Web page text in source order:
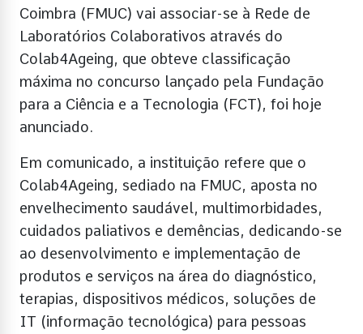
Coimbra (FMUC) vai associar-se à Rede de
Laboratórios Colaborativos através do
Colab4Ageing, que obteve classificação
máxima no concurso lançado pela Fundação
para a Ciência e a Tecnologia (FCT), foi hoje
anunciado.
Em comunicado, a instituição refere que o
Colab4Ageing, sediado na FMUC, aposta no
envelhecimento saudável, multimorbidades,
cuidados paliativos e demências, dedicando-se
ao desenvolvimento e implementação de
produtos e serviços na área do diagnóstico,
terapias, dispositivos médicos, soluções de
IT (informação tecnológica) para pessoas